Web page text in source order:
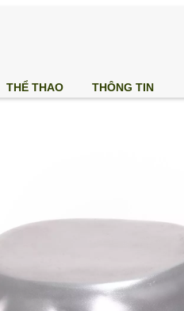
THỂ THAO THÔNG TIN